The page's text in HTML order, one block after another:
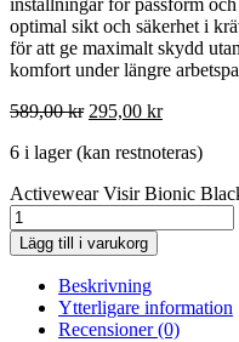
inställningar för passform
optimal sikt och säkerhet i
för att ge maximalt skydd
komfort under längre
589,00kr 295,00 kr
6 i lager (kan restnoteras)
Activewear Visir Bionic
Lägg till i varukorg
Beskrivning
Ytterligare information
Recensioner (0)